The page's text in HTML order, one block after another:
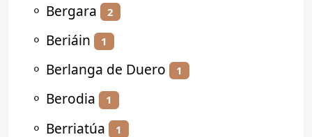
⚬ Bergara 2
⚬ Beriáin 1
⚬ Berlanga de Duero 1
⚬ Berodia 1
⚬ Berriatúa 1